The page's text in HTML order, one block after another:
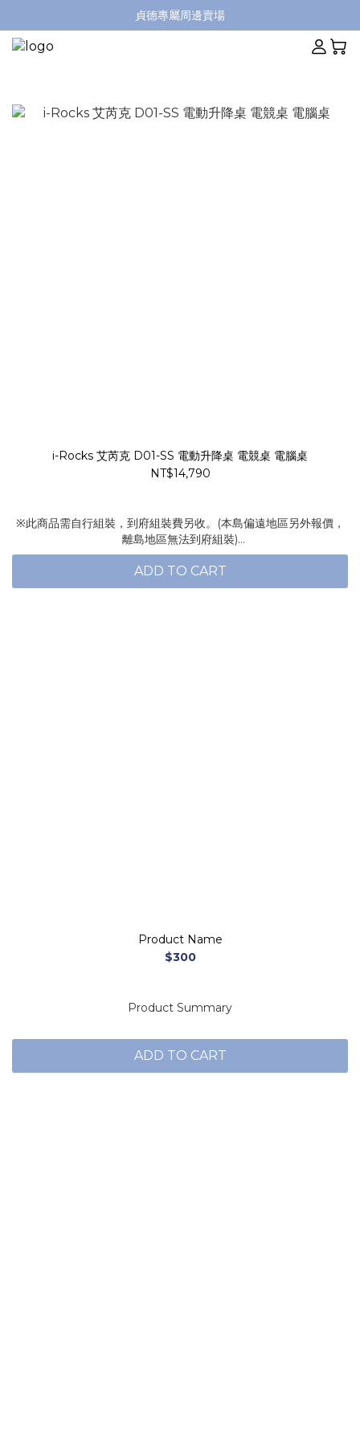
貞德專屬周邊賣場
i-Rocks 艾芮克 D01-SS 電動升降桌 電競桌 電腦桌
NT$14,790
※此商品需自行組裝，到府組裝費另收。(本島偏遠地區另外報價，
離島地區無法到府組裝)
※此商品購買後不接受退貨，請見諒。此商品須先付款，無到付服
務。有任何問題歡迎來電詢問。
※若配送地址為1樓以上，有可能會有額外運送費用，請詳見文內說
ADD TO CART
Product Name
$300
Product Summary
ADD TO CART